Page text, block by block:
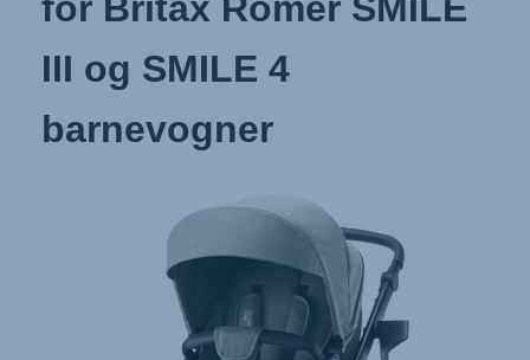
III og SMILE 4
barnevogner